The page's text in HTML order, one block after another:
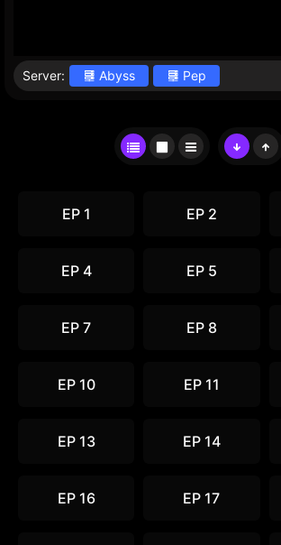
Server: Abyss Pep
EP 1 EP 2
EP 4 EP 5
EP 7 EP 8
EP 10 EP 11
EP 13 EP 14
EP 16 EP 17